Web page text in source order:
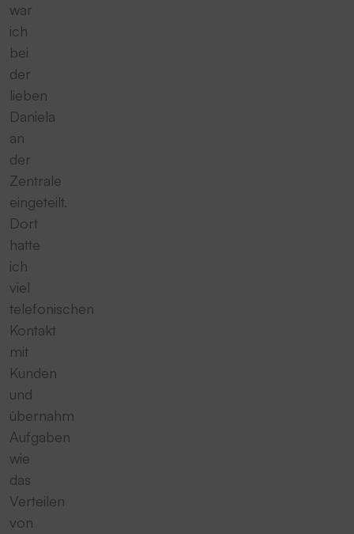
war
ich
bei
der
lieben
Daniela
an
der
Zentrale
eingeteilt.
Dort
hatte
ich
viel
telefonischen
Kontakt
mit
Kunden
und
übernahm
Aufgaben
wie
das
Verteilen
von